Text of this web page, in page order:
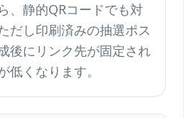
、静的QRコードでも対
だし印刷済みの抽選ポス
後にリンク先が固定され
低くなります。